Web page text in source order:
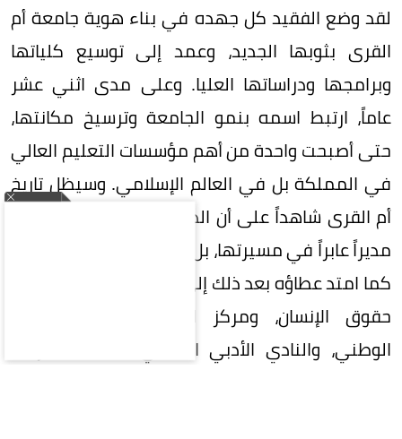
لقد وضع الفقيد كل جهده في بناء هوية جامعة أم
القرى بثوبها الجديد، وعمد إلى توسيع كلياتها
وبرامجها ودراساتها العليا. وعلى مدى اثني عشر
عاماً، ارتبط اسمه بنمو الجامعة وترسيخ مكانتها،
حتى أصبحت واحدة من أهم مؤسسات التعليم العالي
في المملكة بل في العالم الإسلامي. وسيظل تاريخ
أم القرى شاهداً على أن الدكتور راشد الراجح لم يكن
مديراً عابراً في مسيرتها، بل كان أحد بُناتها التاريخيين،
كما امتد عطاؤه بعد ذلك إلى مجلس الشورى، وهيئة
حقوق الإنسان، ومركز الملك عبدالعزيز للحوار
الوطني، والنادي الأدبي الثقافي بمكة المكرمة،